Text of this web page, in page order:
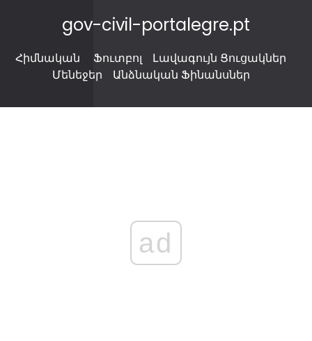
gov-civil-portalegre.pt
Հիմնական Ֆուտբոլ
Լավագույն Ցուցակներ
Մենեջեր
Անձնական Ֆինանսներ
ad